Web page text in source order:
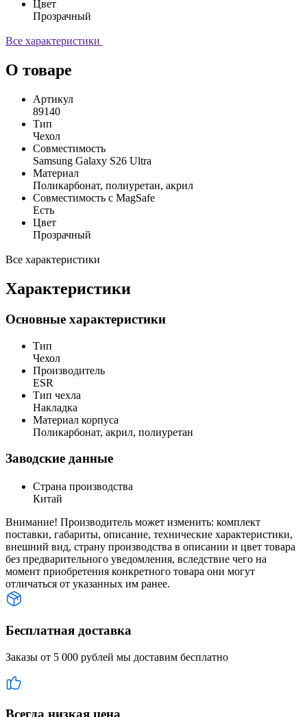
Цвет
Прозрачный
Все характеристики
О товаре
Артикул
89140
Тип
Чехол
Совместимость
Samsung Galaxy S26 Ultra
Материал
Поликарбонат, полиуретан, акрил
Совместимость с MagSafe
Есть
Цвет
Прозрачный
Все характеристики
Характеристики
Основные характеристики
Тип
Чехол
Производитель
ESR
Тип чехла
Накладка
Материал корпуса
Поликарбонат, акрил, полиуретан
Заводские данные
Страна производства
Китай
Внимание! Производитель может изменить: комплект
поставки, габариты, описание, технические характеристики,
внешний вид, страну производства в описании и цвет товара
без предварительного уведомления, вследствие чего на
момент приобретения конкретного товара они могут
отличаться от указанных им ранее.
Бесплатная доставка
Заказы от 5 000 рублей мы доставим бесплатно
Всегда низкая цена